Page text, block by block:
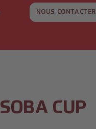
NOUS CONTACTER
SOBA CUP